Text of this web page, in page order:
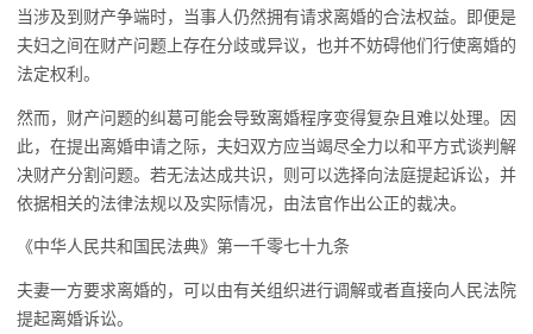
当涉及到财产争端时，当事人仍然拥有请求离婚的合法权益。即便是
夫妇之间在财产问题上存在分歧或异议，也并不妨碍他们行使离婚的
法定权利。
然而，财产问题的纠葛可能会导致离婚程序变得复杂且难以处理。因
此，在提出离婚申请之际，夫妇双方应当竭尽全力以和平方式谈判解
决财产分割问题。若无法达成共识，则可以选择向法庭提起诉讼，并
依据相关的法律法规以及实际情况，由法官作出公正的裁决。
《中华人民共和国民法典》第一千零七十九条
夫妻一方要求离婚的，可以由有关组织进行调解或者直接向人民法院
提起离婚诉讼。